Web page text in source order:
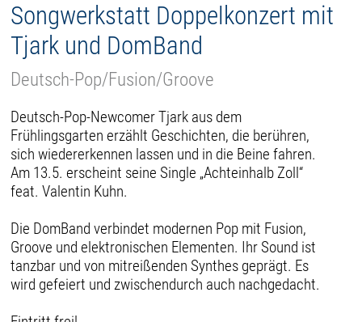
Songwerkstatt Doppelkonzert mit
Tjark und DomBand
Deutsch-Pop/Fusion/Groove
Deutsch-Pop-Newcomer Tjark aus dem
Frühlingsgarten erzählt Geschichten, die berühren,
sich wiedererkennen lassen und in die Beine fahren.
Am 13.5. erscheint seine Single „Achteinhalb Zoll“
feat. Valentin Kuhn.
Die DomBand verbindet modernen Pop mit Fusion,
Groove und elektronischen Elementen. Ihr Sound ist
tanzbar und von mitreißenden Synthes geprägt. Es
wird gefeiert und zwischendurch auch nachgedacht.